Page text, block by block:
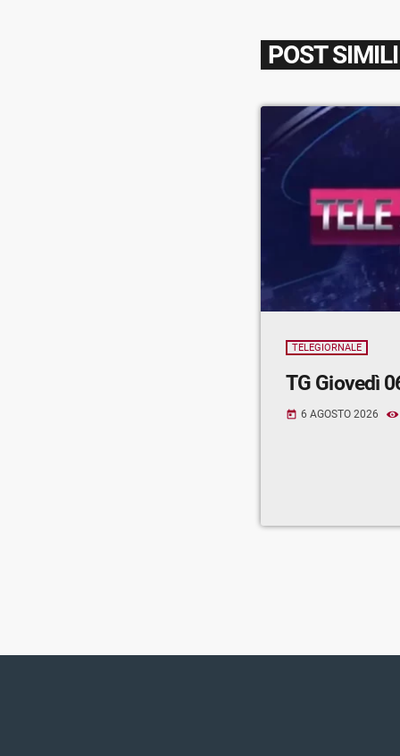
POST SIMILI
TELEGIORNALE
TG Giovedì
today 6 AGOSTO 2026